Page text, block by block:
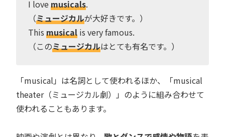
I lovemusicals.
（ミュージカルが大好きです。）
This musical is very famous.
（このミュージカルはとても有名です。）
「musical」は名詞として使われるほか、「musical
theater（ミュージカル劇）」のように組み合わせて
使われることもあります。